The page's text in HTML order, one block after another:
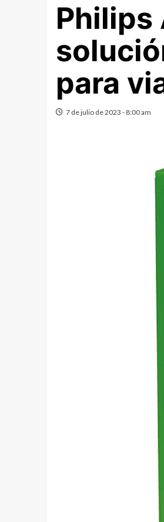
Philips
para
7 de julio de 2023 - 8:00 am